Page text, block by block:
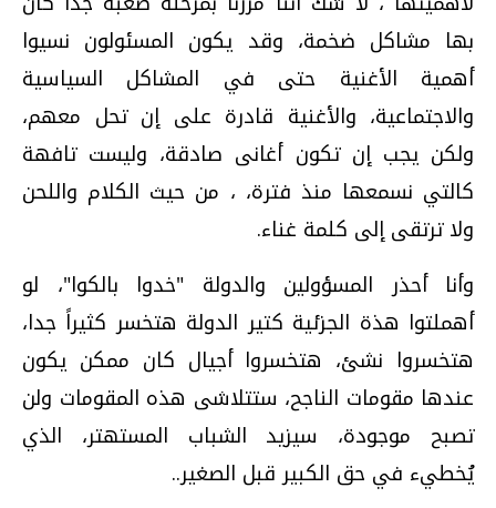
بها مشاكل ضخمة، وقد يكون المسئولون نسيوا
أهمية الأغنية حتى في المشاكل السياسية
والاجتماعية، والأغنية قادرة على إن تحل معهم،
ولكن يجب إن تكون أغانى صادقة، وليست تافهة
كالتي نسمعها منذ فترة، ، من حيث الكلام واللحن
ولا ترتقى إلى كلمة غناء.
وأنا أحذر المسؤولين والدولة "خدوا بالكوا"، لو
أهملتوا هذة الجزئية كتير الدولة هتخسر كثيراً جدا،
هتخسروا نشئ، هتخسروا أجيال كان ممكن يكون
عندها مقومات الناجح، ستتلاشى هذه المقومات ولن
تصبح موجودة، سيزيد الشباب المستهتر، الذي
يُخطيء في حق الكبير قبل الصغير..